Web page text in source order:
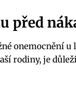
před
onemocnění
rodiny, je